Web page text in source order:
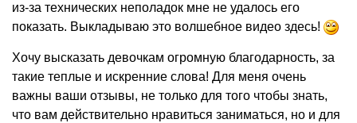
из-за технических неполадок мне не удалось его
показать. Выкладываю это волшебное видео здесь!
Хочу высказать девочкам огромную благодарность, за
такие теплые и искренние слова! Для меня очень
важны ваши отзывы, не только для того чтобы знать,
что вам действительно нравиться заниматься, но и для